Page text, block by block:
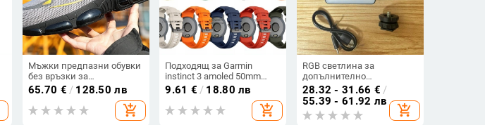
Мъжки предпазни обувки
без връзки за
презгранични условия,
лениво въртящи се
предпазни обувки с
копчета, устойчиви на
65.70 € / 128.50 лв
add_shopping_cart
Подходящ за Garmin
instinct 3 amoled 50mm
официална силиконова
каишка Instinct 3
9.61 € / 18.80 лв
add_shopping_cart
RGB светлина за
допълнително
осветление, портативна
джобна LED лампа за
мобилен телефон и
безогледална камера, за
28.32 - 31.66 € /
55.39 - 61.92 лв
add_shopping_cart